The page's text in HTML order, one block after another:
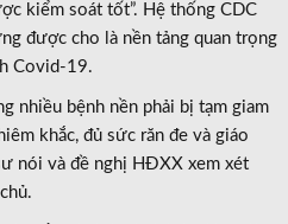
kiểm soát tốt”. Hệ thống CDC
được cho là nền tảng quan trọng
Covid-19.
nhiều bệnh nền phải bị tạm giam
khắc, đủ sức răn đe và giáo
nói và đề nghị HĐXX xem xét